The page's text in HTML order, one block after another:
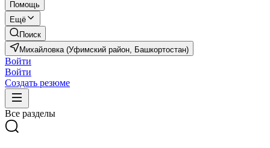
Помощь
Ещё
Поиск
Михайловка (Уфимский район, Башкортостан)
Войти
Войти
Создать резюме
Все разделы